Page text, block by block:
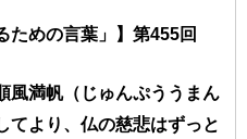
ための言葉」】第455回
風満帆（じゅんぷううまん
てより、仏の慈悲はずっと